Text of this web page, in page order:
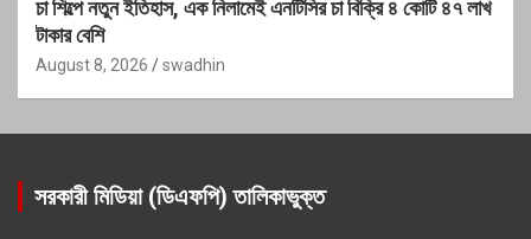
চা শিল্পে নতুন ইতিহাস, এক নিলামেই এনটিসির চা বিক্রি ৪ কোটি ৪৭ লাখ
টাকার বেশি
August 8, 2026 swadhin
সরকারী মিডিয়া (ডিএফপি) তালিকাভুক্ত